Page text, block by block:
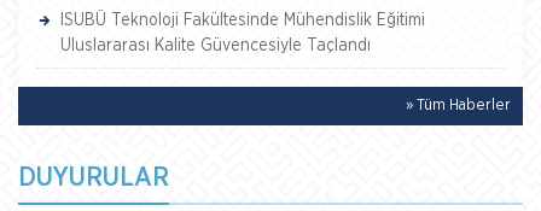
ISUBÜ Teknoloji Fakültesinde Mühendislik Eğitimi
Uluslararası Kalite Güvencesiyle Taçlandı
» Tüm Haberler
DUYURULAR